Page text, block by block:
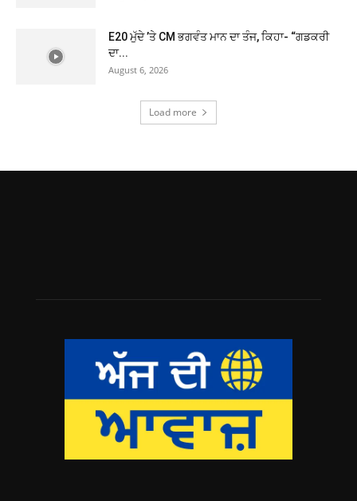
E20 ਮੁੱਦੇ ’ਤੇ CM ਭਗਵੰਤ ਮਾਨ ਦਾ ਤੰਜ, ਕਿਹਾ- “ਗਡਕਰੀ
ਦਾ...
August 6, 2026
Load more